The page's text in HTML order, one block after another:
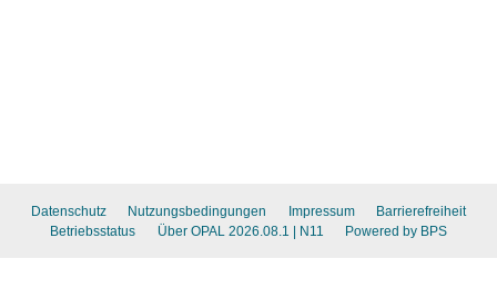
Datenschutz Nutzungsbedingungen Impressum
Barrierefreiheit
Betriebsstatus
Über OPAL 2026.08.1 | N11 Powered by BPS